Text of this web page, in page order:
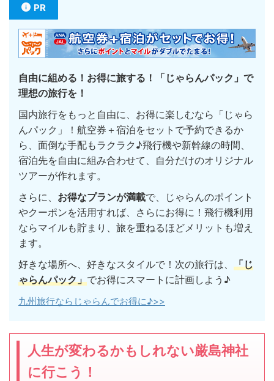
PR
自由に組める！お得に旅する！「じゃらんパック」で
理想の旅行を！
国内旅行をもっと自由に、お得に楽しむなら「じゃら
んパック」！航空券＋宿泊をセットで予約できるか
ら、面倒な手配もラクラク♪飛行機や新幹線の時間、
宿泊先を自由に組み合わせて、自分だけのオリジナル
ツアーが作れます。
さらに、 お得なプランが満載で、じゃらんのポイント
やクーポンを活用すれば、さらにお得に！飛行機利用
ならマイルも貯まり、旅を重ねるほどメリットも増え
ます。
好きな場所へ、好きなスタイルで！次の旅行は、 「じ
ゃらんパック」でお得にスマートに計画しよう♪
九州旅行ならじゃらんでお得に♪>>
人生が変わるかもしれない厳島神社
に行こう！